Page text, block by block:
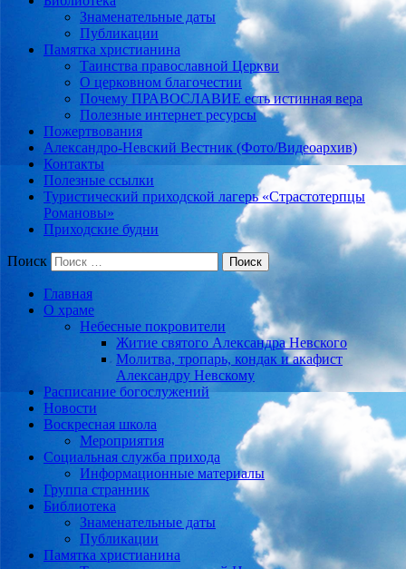
Знаменательные даты
Публикации
Памятка христианина
Таинства православной Церкви
О церковном благочестии
Почему ПРАВОСЛАВИЕ есть истинная вера
Полезные интернет ресурсы
Пожертвования
Александро-Невский Вестник (Фото/Видеоархив)
Контакты
Полезные ссылки
Туристический приходской лагерь «Страстотерпцы
Романовы»
Приходские будни
Поиск
Главная
О храме
Небесные покровители
Житие святого Александра Невского
Молитва, тропарь, кондак и акафист
Александру Невскому
Расписание богослужений
Новости
Воскресная школа
Мероприятия
Социальная служба прихода
Информационные материалы
Группа странник
Библиотека
Знаменательные даты
Публикации
Памятка христианина